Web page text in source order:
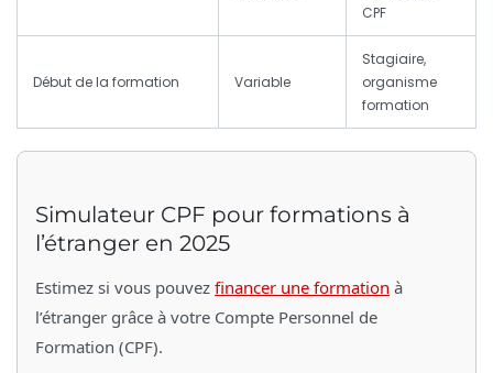
CPF
Début de la formation Variable
Stagiaire,
organisme
formation
Simulateur CPF pour formations à
l’étranger en 2025
Estimez si vous pouvez financer une formation à
l’étranger grâce à votre Compte Personnel de
Formation (CPF).